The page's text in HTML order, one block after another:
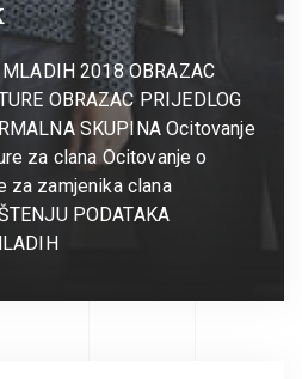
2018 OBRAZAC
OBRAZAC PRIJEDLOG
SKUPINA Ocitovanje
za clana Ocitovanje o
za zamjenika clana
PODATAKA